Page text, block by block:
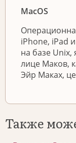
MacOS
iPhone, iPad
на базе
лице Маков,
Эйр Маках,
Также